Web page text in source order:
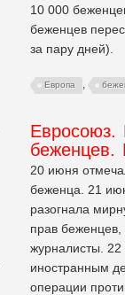
10 000
беженцев
за пару дней).
Европа ,
Евросоюз.
беженцев.
20 июня
беженца. 21
разогнала
прав беженцев,
журналисты.
иностранным
операции